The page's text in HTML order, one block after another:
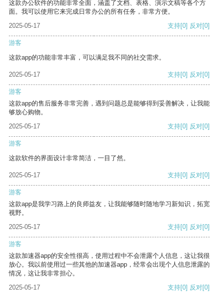
这款办公软件的功能非常全面，涵盖了文档、表格、演示文稿等各个方
面。我可以使用它来完成日常办公的所有任务，非常方便。
2025-05-17
支持[0] 反对[0]
游客
这款app的功能非常丰富，可以满足我不同的社交需求。
2025-05-17 支持[0] 反对[0]
游客
这款app的售后服务非常完善，遇到问题总是能够得到妥善解决，让我能
够放心购物。
2025-05-17
支持[0] 反对[0]
游客
这款软件的界面设计非常简洁，一目了然。
2025-05-17 支持[0] 反对[0]
游客
这款app是我学习路上的良师益友，让我能够随时随地学习新知识，拓宽
视野。
2025-05-17
支持[0] 反对[0]
游客
这款加速器app的安全性很高，使用过程中不会泄露个人信息，这让我很
放心。我以前使用过一些其他的加速器app，经常会出现个人信息泄露的
情况，这让我非常担心。
2025-05-17
支持[0] 反对[0]